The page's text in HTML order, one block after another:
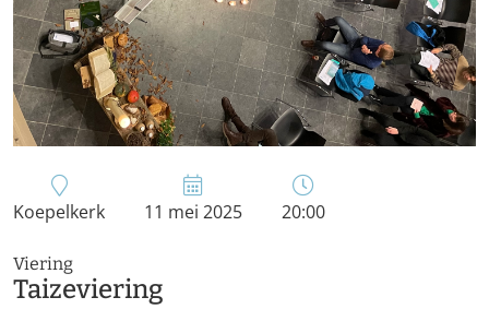
Koepelkerk 11 mei 2025 20:00
Viering
Taizeviering